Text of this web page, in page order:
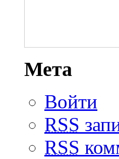
Мета
Войти
RSS
RSS